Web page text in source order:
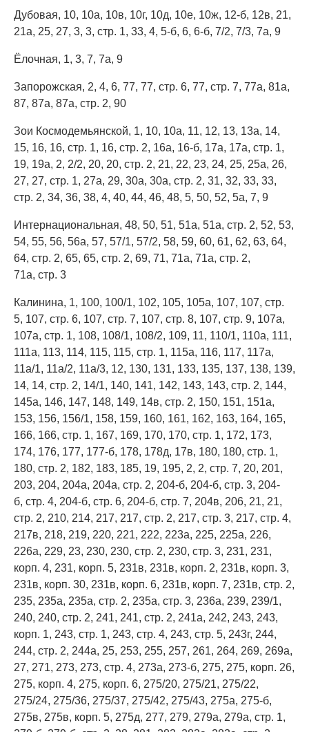
Дубовая, 10, 10а, 10в, 10г, 10д, 10е, 10ж, 12-б, 12в, 21,
21а, 25, 27, 3, 3, стр. 1, 33, 4, 5-б, 6, 6-б, 7/2, 7/3, 7а, 9
Ёлочная, 1, 3, 7, 7а, 9
Запорожская, 2, 4, 6, 77, 77, стр. 6, 77, стр. 7, 77а, 81а,
87, 87а, 87а, стр. 2, 90
Зои Космодемьянской, 1, 10, 10а, 11, 12, 13, 13а, 14,
15, 16, 16, стр. 1, 16, стр. 2, 16а, 16-б, 17а, 17а, стр. 1,
19, 19а, 2, 2/2, 20, 20, стр. 2, 21, 22, 23, 24, 25, 25а, 26,
27, 27, стр. 1, 27а, 29, 30а, 30а, стр. 2, 31, 32, 33, 33,
стр. 2, 34, 36, 38, 4, 40, 44, 46, 48, 5, 50, 52, 5а, 7, 9
Интернациональная, 48, 50, 51, 51а, 51а, стр. 2, 52, 53,
54, 55, 56, 56а, 57, 57/1, 57/2, 58, 59, 60, 61, 62, 63, 64,
64, стр. 2, 65, 65, стр. 2, 69, 71, 71а, 71а, стр. 2,
71а, стр. 3
Калинина, 1, 100, 100/1, 102, 105, 105а, 107, 107, стр.
5, 107, стр. 6, 107, стр. 7, 107, стр. 8, 107, стр. 9, 107а,
107а, стр. 1, 108, 108/1, 108/2, 109, 11, 110/1, 110а, 111,
111а, 113, 114, 115, 115, стр. 1, 115а, 116, 117, 117а,
11а/1, 11а/2, 11а/3, 12, 130, 131, 133, 135, 137, 138, 139,
14, 14, стр. 2, 14/1, 140, 141, 142, 143, 143, стр. 2, 144,
145а, 146, 147, 148, 149, 14в, стр. 2, 150, 151, 151а,
153, 156, 156/1, 158, 159, 160, 161, 162, 163, 164, 165,
166, 166, стр. 1, 167, 169, 170, 170, стр. 1, 172, 173,
174, 176, 177, 177-б, 178, 178д, 17в, 180, 180, стр. 1,
180, стр. 2, 182, 183, 185, 19, 195, 2, 2, стр. 7, 20, 201,
203, 204, 204а, 204а, стр. 2, 204-б, 204-б, стр. 3, 204-
б, стр. 4, 204-б, стр. 6, 204-б, стр. 7, 204в, 206, 21, 21,
стр. 2, 210, 214, 217, 217, стр. 2, 217, стр. 3, 217, стр. 4,
217в, 218, 219, 220, 221, 222, 223а, 225, 225а, 226,
226а, 229, 23, 230, 230, стр. 2, 230, стр. 3, 231, 231,
корп. 4, 231, корп. 5, 231в, 231в, корп. 2, 231в, корп. 3,
231в, корп. 30, 231в, корп. 6, 231в, корп. 7, 231в, стр. 2,
235, 235а, 235а, стр. 2, 235а, стр. 3, 236а, 239, 239/1,
240, 240, стр. 2, 241, 241, стр. 2, 241а, 242, 243, 243,
корп. 1, 243, стр. 1, 243, стр. 4, 243, стр. 5, 243г, 244,
244, стр. 2, 244а, 25, 253, 255, 257, 261, 264, 269, 269а,
27, 271, 273, 273, стр. 4, 273а, 273-б, 275, 275, корп. 26,
275, корп. 4, 275, корп. 6, 275/20, 275/21, 275/22,
275/24, 275/36, 275/37, 275/42, 275/43, 275а, 275-б,
275в, 275в, корп. 5, 275д, 277, 279, 279а, 279а, стр. 1,